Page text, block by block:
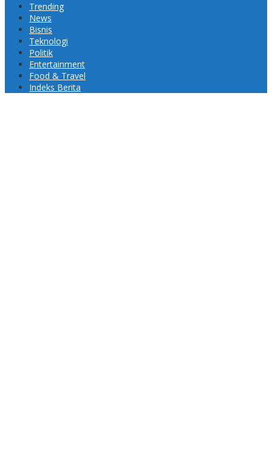
Trending
News
Bisnis
Teknologi
Politik
Entertainment
Food & Travel
Indeks Berita